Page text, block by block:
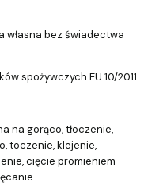
własna bez świadectwa
spożywczych EU 10/2011
na gorąco, tłoczenie,
toczenie, klejenie,
cięcie promieniem